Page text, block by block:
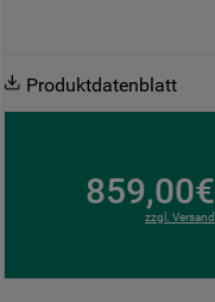
Produktdatenblatt
859,00€
zzgl. Versand